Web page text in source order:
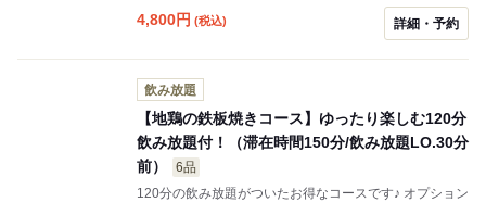
4,800円 (税込) 詳細・予約
飲み放題
【地鶏の鉄板焼きコース】ゆったり楽しむ120分
飲み放題付！（滞在時間150分/飲み放題LO.30分
前）
6品
120分の飲み放題がついたお得なコースです♪ オプション